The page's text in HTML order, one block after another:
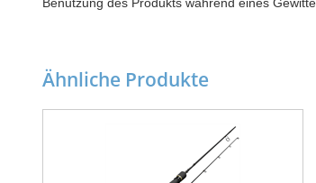
Benutzung des Produkts während eines
Ähnliche Produkte